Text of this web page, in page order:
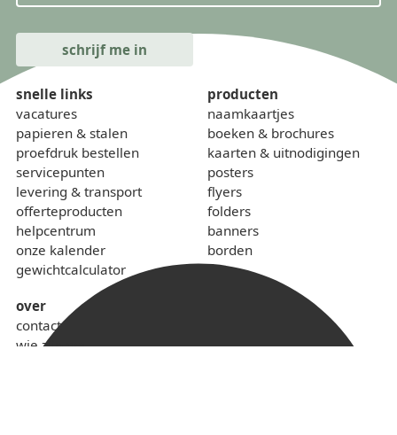
snelle links
vacatures
papieren & stalen
proefdruk bestellen
servicepunten
levering & transport
offerteproducten
helpcentrum
onze kalender
gewichtcalculator
over
contact
wie zijn we
producten
naamkaartjes
boeken & brochures
kaarten & uitnodigingen
posters
flyers
folders
banners
borden